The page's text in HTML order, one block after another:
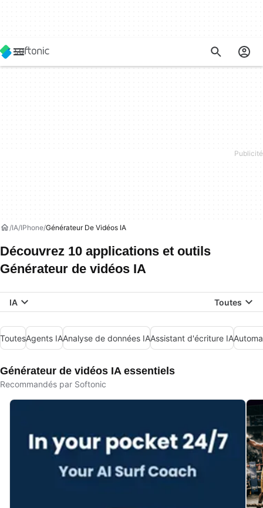
IA IPhone Générateur De Vidéos IA
Découvrez 10 applications et outils
Générateur de vidéos IA
IA Toutes
ToutesAgents IAAnalyse de données IAAssistant d'écriture IA
Générateur de vidéos IA essentiels
Recommandés par Softonic